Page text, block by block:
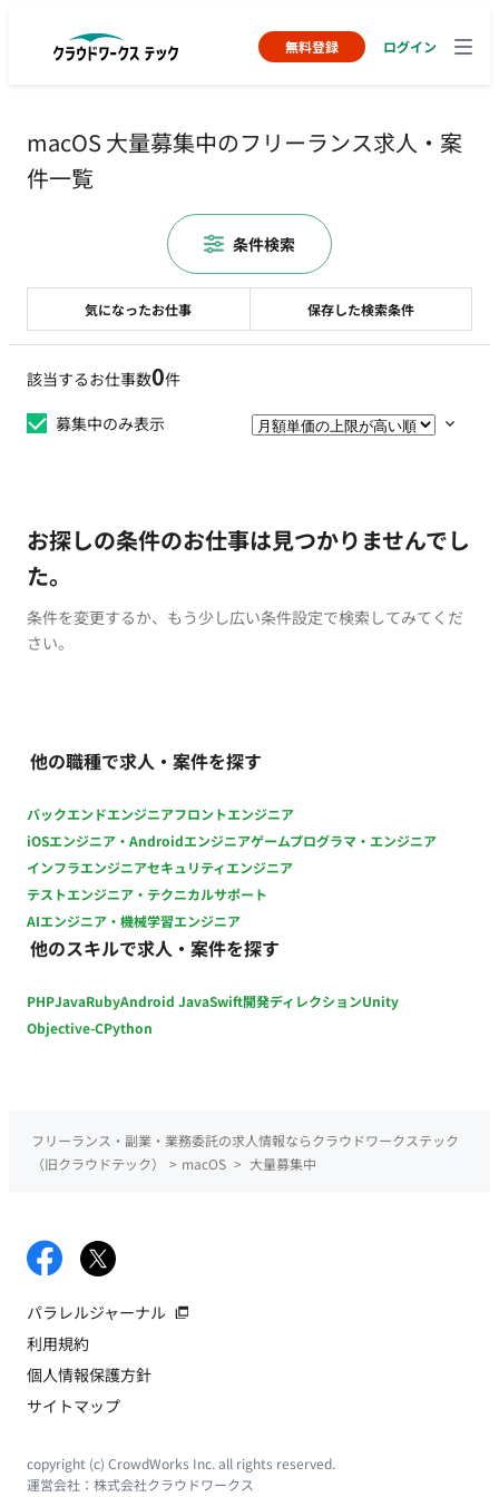
無料登録 ログイン
macOS 大量募集中のフリーランス求人・案
件一覧
該当するお仕事数0件
募集中のみ表示
お探しの条件のお仕事は見つかりませんでし
た。
条件を変更するか、もう少し広い条件設定で検索してみてくだ
さい。
他の職種で求人・案件を探す
バックエンドエンジニアフロントエンジニア
iOSエンジニア・Androidエンジニアゲームプログラマ・エンジニア
インフラエンジニアセキュリティエンジニア
テストエンジニア・テクニカルサポート
AIエンジニア・機械学習エンジニア
他のスキルで求人・案件を探す
PHPJavaRubyAndroid JavaSwift開発ディレクションUnity
Objective-CPython
気になったお仕事 保存した検索条件
条件検索
フリーランス・副業・業務委託の求人情報ならクラウドワークステック
（旧クラウドテック）
> macOS > 大量募集中
パラレルジャーナル
利用規約
個人情報保護方針
サイトマップ
copyright (c) CrowdWorks Inc. all rights reserved.
運営会社： 株式会社クラウドワークス